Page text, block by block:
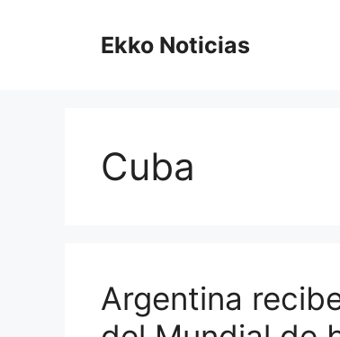
Ekko Noticias
Cuba
Argentina